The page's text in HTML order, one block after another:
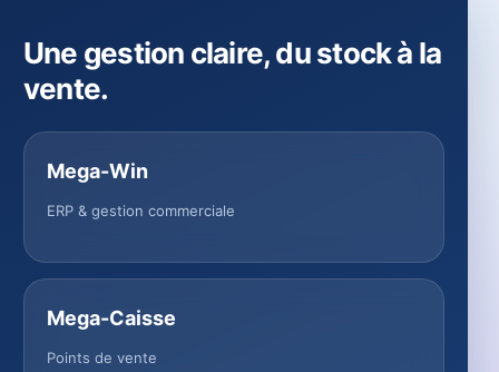
Une gestion claire, du stock à la
vente.
Mega-Win
ERP & gestion commerciale
Mega-Caisse
Points de vente